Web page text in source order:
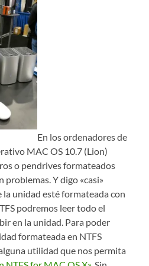
En los ordenadores de
MAC OS 10.7 (Lion)
o pendrives formateados
problemas. Y digo «casi»
la unidad esté formateada con
podremos leer todo el
en la unidad. Para poder
formateada en NTFS
utilidad que nos permita